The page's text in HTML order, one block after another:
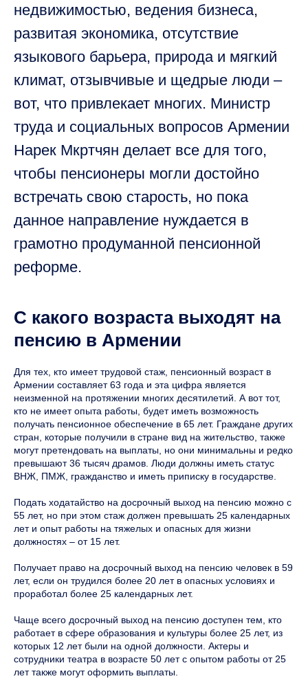
недвижимостью, ведения бизнеса,
развитая экономика, отсутствие
языкового барьера, природа и мягкий
климат, отзывчивые и щедрые люди –
вот, что привлекает многих. Министр
труда и социальных вопросов Армении
Нарек Мкртчян делает все для того,
чтобы пенсионеры могли достойно
встречать свою старость, но пока
данное направление нуждается в
грамотно продуманной пенсионной
реформе.
С какого возраста выходят на
пенсию в Армении
Для тех, кто имеет трудовой стаж, пенсионный возраст в
Армении составляет 63 года и эта цифра является
неизменной на протяжении многих десятилетий. А вот тот,
кто не имеет опыта работы, будет иметь возможность
получать пенсионное обеспечение в 65 лет. Граждане других
стран, которые получили в стране вид на жительство, также
могут претендовать на выплаты, но они минимальны и редко
превышают 36 тысяч драмов. Люди должны иметь статус
ВНЖ, ПМЖ, гражданство и иметь приписку в государстве.
Подать ходатайство на досрочный выход на пенсию можно с
55 лет, но при этом стаж должен превышать 25 календарных
лет и опыт работы на тяжелых и опасных для жизни
должностях – от 15 лет.
Получает право на досрочный выход на пенсию человек в 59
лет, если он трудился более 20 лет в опасных условиях и
проработал более 25 календарных лет.
Чаще всего досрочный выход на пенсию доступен тем, кто
работает в сфере образования и культуры более 25 лет, из
которых 12 лет были на одной должности. Актеры и
сотрудники театра в возрасте 50 лет с опытом работы от 25
лет также могут оформить выплаты.